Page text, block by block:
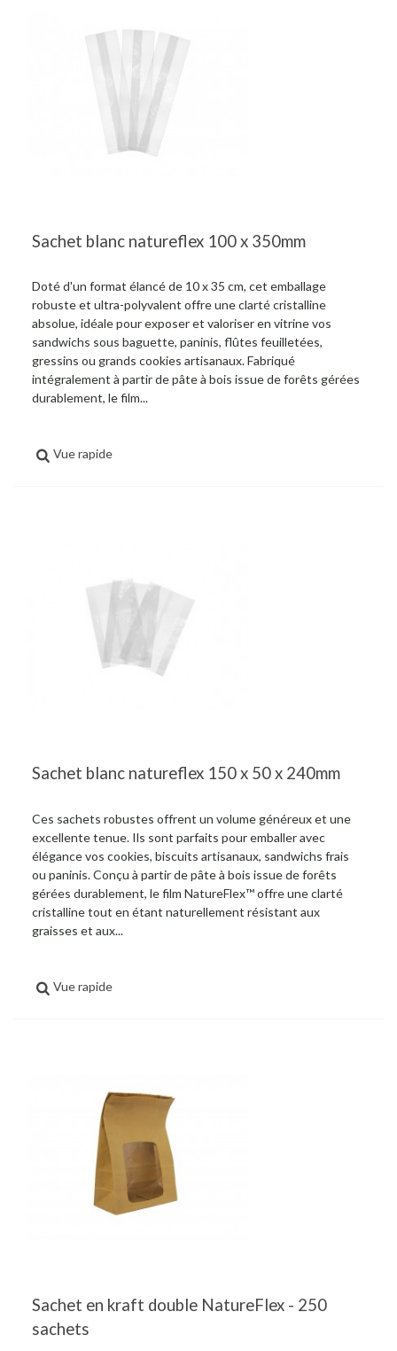
Sachet blanc natureflex 100 x 350mm
Doté d'un format élancé de 10 x 35 cm, cet emballage
robuste et ultra-polyvalent offre une clarté cristalline
absolue, idéale pour exposer et valoriser en vitrine vos
sandwichs sous baguette, paninis, flûtes feuilletées,
gressins ou grands cookies artisanaux. Fabriqué
intégralement à partir de pâte à bois issue de forêts gérées
durablement, le film...
Vue rapide
Sachet blanc natureflex 150 x 50 x 240mm
Ces sachets robustes offrent un volume généreux et une
excellente tenue. Ils sont parfaits pour emballer avec
élégance vos cookies, biscuits artisanaux, sandwichs frais
ou paninis. Conçu à partir de pâte à bois issue de forêts
gérées durablement, le film NatureFlex™ offre une clarté
cristalline tout en étant naturellement résistant aux
graisses et aux...
Vue rapide
Sachet en kraft double NatureFlex - 250
sachets